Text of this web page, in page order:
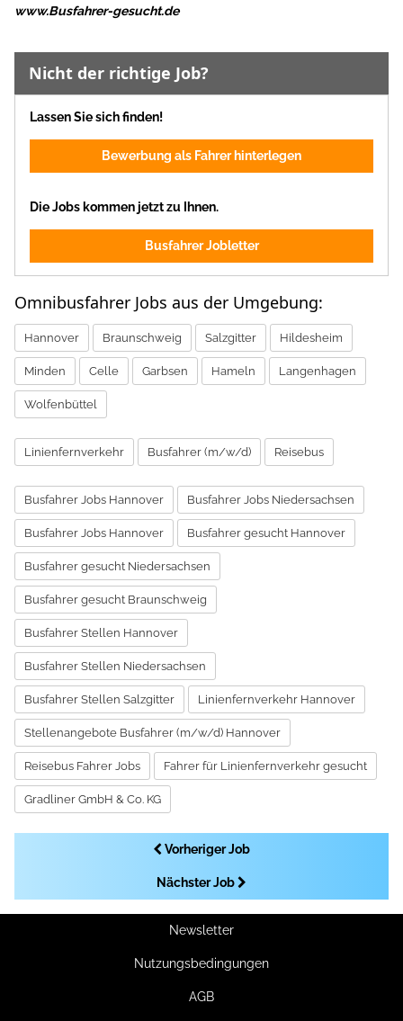
www.Busfahrer-gesucht.de
Nicht der richtige Job?
Lassen Sie sich finden!
Bewerbung als Fahrer hinterlegen
Die Jobs kommen jetzt zu Ihnen.
Busfahrer Jobletter
Omnibusfahrer Jobs aus der Umgebung:
Hannover Braunschweig Salzgitter Hildesheim
Minden Celle Garbsen Hameln Langenhagen
Wolfenbüttel
Linienfernverkehr Busfahrer (m/w/d) Reisebus
Busfahrer Jobs Hannover Busfahrer Jobs Niedersachsen
Busfahrer Jobs Hannover Busfahrer gesucht Hannover
Busfahrer gesucht Niedersachsen
Busfahrer gesucht Braunschweig
Busfahrer Stellen Hannover
Busfahrer Stellen Niedersachsen
Busfahrer Stellen Salzgitter Linienfernverkehr Hannover
Stellenangebote Busfahrer (m/w/d) Hannover
Reisebus Fahrer Jobs Fahrer für Linienfernverkehr gesucht
Gradliner GmbH & Co. KG
Vorheriger Job
Nächster Job
Newsletter
Nutzungsbedingungen
AGB